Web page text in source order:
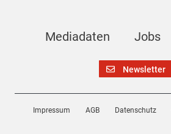
Mediadaten Jobs
Newsletter
Impressum AGB Datenschutz